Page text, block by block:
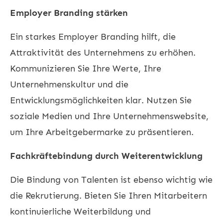
Employer Branding stärken
Ein starkes Employer Branding hilft, die
Attraktivität des Unternehmens zu erhöhen.
Kommunizieren Sie Ihre Werte, Ihre
Unternehmenskultur und die
Entwicklungsmöglichkeiten klar. Nutzen Sie
soziale Medien und Ihre Unternehmenswebsite,
um Ihre Arbeitgebermarke zu präsentieren.
Fachkräftebindung durch Weiterentwicklung
Die Bindung von Talenten ist ebenso wichtig wie
die Rekrutierung. Bieten Sie Ihren Mitarbeitern
kontinuierliche Weiterbildung und